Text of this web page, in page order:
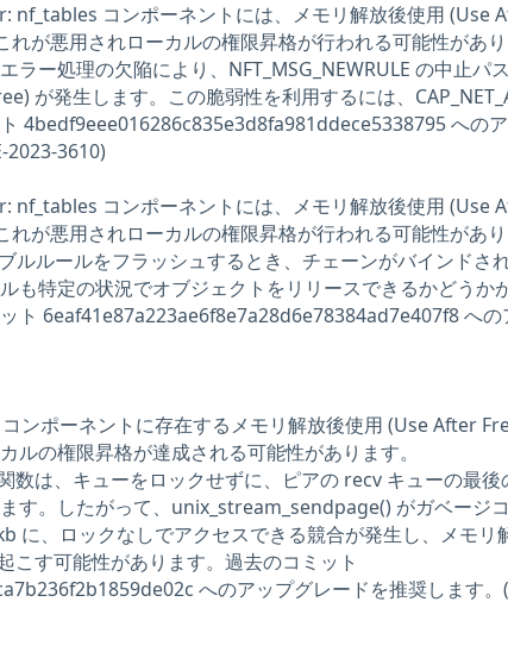
nf_tables コンポーネントには、メモリ解放後使用 (Use
が悪用されローカルの権限昇格が行われる可能性があり
ラー処理の欠陥により、NFT_MSG_NEWRULE の中止パ
が発生します。この脆弱性を利用するには、
4bedf9eee016286c835e3d8fa981ddece5338795 への
2023-3610)
nf_tables コンポーネントには、メモリ解放後使用 (Use
が悪用されローカルの権限昇格が行われる可能性があり
ルルールをフラッシュするとき、チェーンがバインドさ
も特定の状況でオブジェクトをリリースできるかどうか
ト 6eaf41e87a223ae6f8e7a28d6e78384ad7e407f8 への
ンポーネントに存在するメモリ解放後使用 (Use After
ルの権限昇格が達成される可能性があります。
数は、キューをロックせずに、ピアの recv キューの最後
す。したがって、unix_stream_sendpage() がガベージ
に、ロックなしでアクセスできる競合が発生し、メモリ
こす可能性があります。過去のコミット
へのアップグレードを推奨します。